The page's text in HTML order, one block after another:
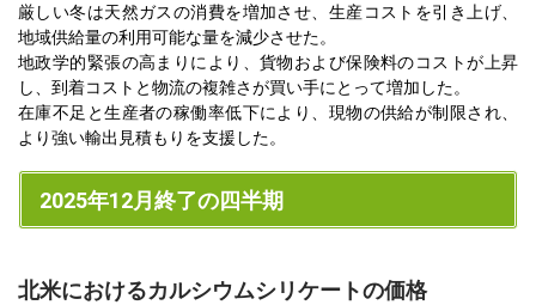
厳しい冬は天然ガスの消費を増加させ、生産コストを引き上げ、
地域供給量の利用可能な量を減少させた。
地政学的緊張の高まりにより、貨物および保険料のコストが上昇
し、到着コストと物流の複雑さが買い手にとって増加した。
在庫不足と生産者の稼働率低下により、現物の供給が制限され、
より強い輸出見積もりを支援した。
2025年12月終了の四半期
北米におけるカルシウムシリケートの価格